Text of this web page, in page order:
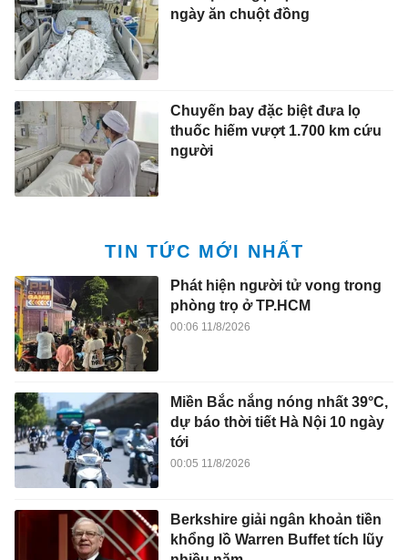
ngày ăn chuột đồng
Chuyến bay đặc biệt đưa lọ
thuốc hiếm vượt 1.700 km cứu
người
TIN TỨC MỚI NHẤT
Phát hiện người tử vong trong
phòng trọ ở TP.HCM
00:06 11/8/2026
Miền Bắc nắng nóng nhất 39°C,
dự báo thời tiết Hà Nội 10 ngày
tới
00:05 11/8/2026
Berkshire giải ngân khoản tiền
khổng lồ Warren Buffet tích lũy